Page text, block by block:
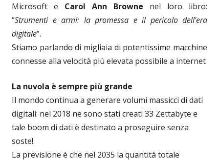
Microsoft e Carol Ann Browne nel loro libro:
“Strumenti e armi: la promessa e il pericolo dell'era
digitale”.
Stiamo parlando di migliaia di potentissime macchine
connesse alla velocità più elevata possibile a internet
La nuvola è sempre più grande
Il mondo continua a generare volumi massicci di dati
digitali: nel 2018 ne sono stati creati 33 Zettabyte e
tale boom di dati è destinato a proseguire senza
soste!
La previsione è che nel 2035 la quantità totale